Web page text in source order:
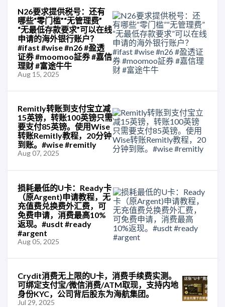
N26要求提供税号：还有
哪些“零门槛”“无管理费”
“无最低存款要求”可以在线
申请的海外银行账户？
#ifast #wise #n26 #盈透
证券 #moomoo証券 #嘉信
理财 #富途牛牛
Aug 15, 2025
Remitly转账到支付宝立减
15英镑，转账100英镑只需
要支付85英镑。使用Wise
转账Remitly教程，20分钟
到账。#wise #remitly
Aug 07, 2025
损耗最低的U卡：Ready卡
（原Argent)申请教程，无
充值费兑换费外汇费，可
免费申请，消费最高10%
返现。#usdt #ready
#argent
Aug 05, 2025
Crydit消费无上限的U卡，消费手续费实测。
可绑定支付宝/微信消费/ATM取现，支持内地
身份KYC，公司背后股东为海航集团。
Jul 29, 2025